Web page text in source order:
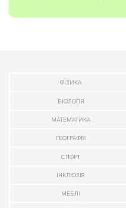
ФІЗИКА
БІОЛОГІЯ
МАТЕМАТИКА
ГЕОГРАФІЯ
СПОРТ
ІНКЛЮЗІЯ
МЕБЛІ